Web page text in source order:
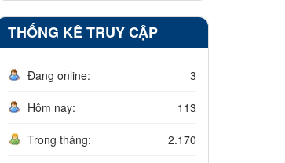
THỐNG KÊ TRUY CẬP
Đang online: 3
Hôm nay: 113
Trong tháng: 2.170